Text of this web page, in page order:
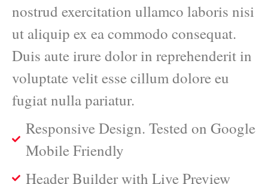
nostrud exercitation ullamco laboris nisi
ut aliquip ex ea commodo consequat.
Duis aute irure dolor in reprehenderit in
voluptate velit esse cillum dolore eu
fugiat nulla pariatur.
Responsive Design. Tested on Google
Mobile Friendly
Header Builder with Live Preview